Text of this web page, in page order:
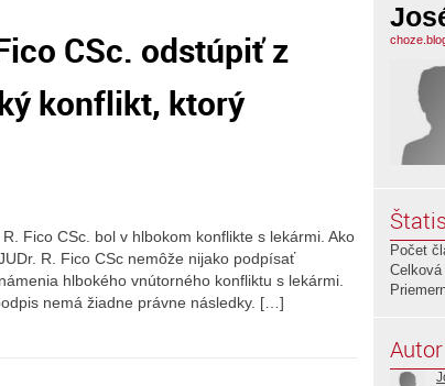
CSc. odstúpiť z
konflikt, ktorý
Fico CSc. bol v hlbokom konflikte s lekármi. Ako
R. Fico CSc nemôže nijako podpísať
hlbokého vnútorného konfliktu s lekármi.
nemá žiadne právne následky. […]
Počet